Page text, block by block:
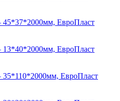
45*37*2000мм, ЕвроПласт
13*40*2000мм, ЕвроПласт
35*110*2000мм, ЕвроПласт